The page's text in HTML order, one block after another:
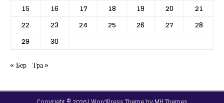
15
16 17 18 19 20
21
22
23 24 25 26 27
28
29
30
« Бер Тра »